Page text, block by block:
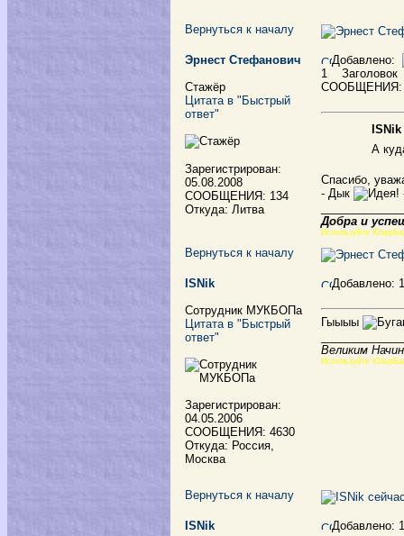
Вернуться к началу
Эрнест Стефанович
Стажёр
Цитата в "Быстрый
ответ"
Зарегистрирован:
05.08.2008
СООБЩЕНИЯ: 134
Откуда: Литва
Добавлено:
1
Заголовок
СООБЩЕНИЯ:
А
Спасибо,
- Дык
Добра и
Используйте
Вернуться к началу
ISNik
Сотрудник МУКБОПа
Цитата в "Быстрый
ответ"
Зарегистрирован:
04.05.2006
СООБЩЕНИЯ: 4630
Откуда: Россия,
Москва
Добавлено: 1
Гыыыы
Великим
Используйте
Вернуться к началу
ISNik
Добавлено: 1